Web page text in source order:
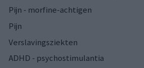
Pijn - morfine-achtigen
Pijn
Verslavingsziekten
ADHD - psychostimulantia